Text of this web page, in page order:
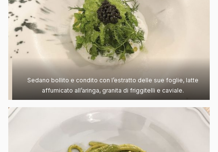
Sedano bollito e condito con l’estratto delle sue foglie, latte
affumicato all’aringa, granita di friggitelli e caviale.